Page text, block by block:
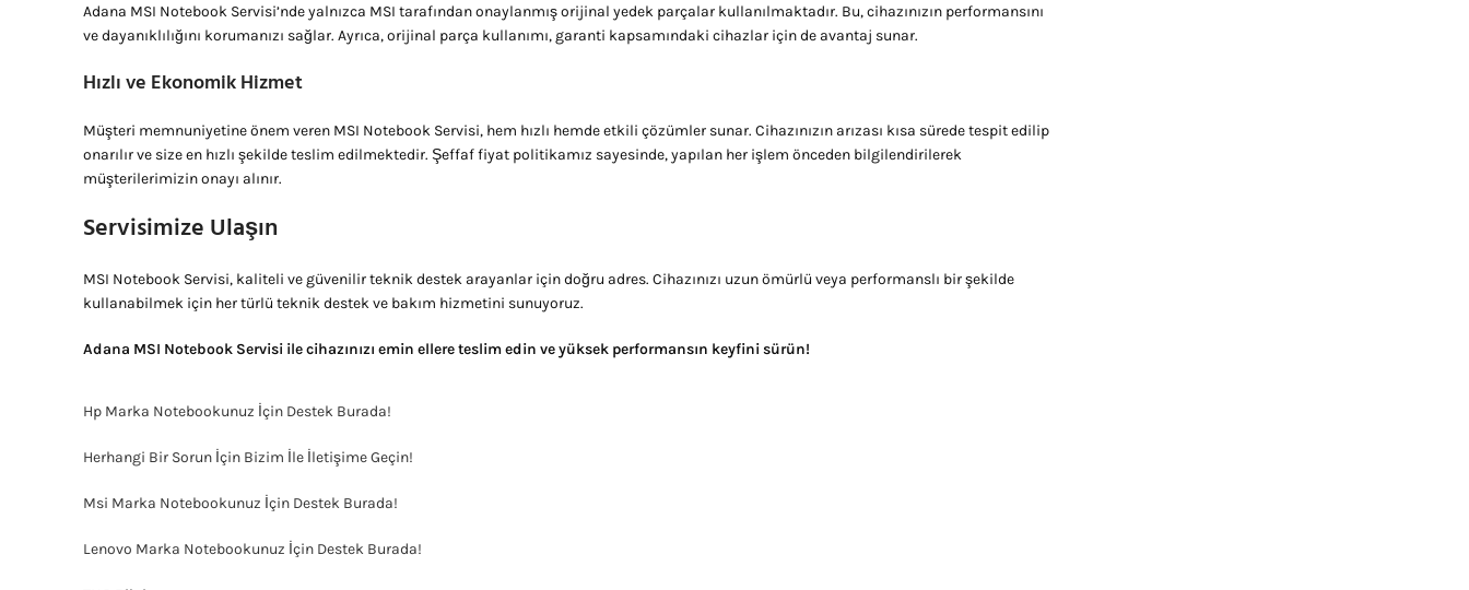
Adana MSI Notebook Servisi’nde yalnızca MSI tarafından onaylanmış orijinal yedek parçalar kullanılmaktadır. Bu, cihazınızın performansını
ve dayanıklılığını korumanızı sağlar. Ayrıca, orijinal parça kullanımı, garanti kapsamındaki cihazlar için de avantaj sunar.
Hızlı ve Ekonomik Hizmet
Müşteri memnuniyetine önem veren MSI Notebook Servisi, hem hızlı hemde etkili çözümler sunar. Cihazınızın arızası kısa sürede tespit edilip
onarılır ve size en hızlı şekilde teslim edilmektedir. Şeffaf fiyat politikamız sayesinde, yapılan her işlem önceden bilgilendirilerek
müşterilerimizin onayı alınır.
Servisimize Ulaşın
MSI Notebook Servisi, kaliteli ve güvenilir teknik destek arayanlar için doğru adres. Cihazınızı uzun ömürlü veya performanslı bir şekilde
kullanabilmek için her türlü teknik destek ve bakım hizmetini sunuyoruz.
Adana MSI Notebook Servisi ile cihazınızı emin ellere teslim edin ve yüksek performansın keyfini sürün!
Hp Marka Notebookunuz İçin Destek Burada!
Herhangi Bir Sorun İçin Bizim İle İletişime Geçin!
Msi Marka Notebookunuz İçin Destek Burada!
Lenovo Marka Notebookunuz İçin Destek Burada!